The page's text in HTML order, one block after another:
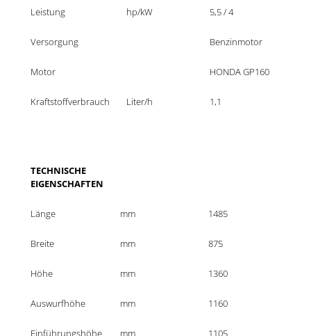
Leistung hp/kW 5,5 / 4
Versorgung Benzinmotor
Motor HONDA GP160
Kraftstoffverbrauch Liter/h 1,1
TECHNISCHE
EIGENSCHAFTEN
Länge mm 1485
Breite mm 875
Höhe mm 1360
Auswurfhöhe mm 1160
Einführungshöhe mm 1105